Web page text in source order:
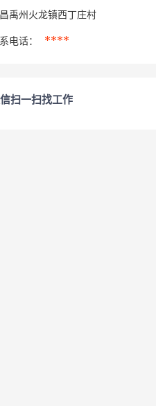
禹州火龙镇西丁庄村
电话： ****
扫一扫找工作